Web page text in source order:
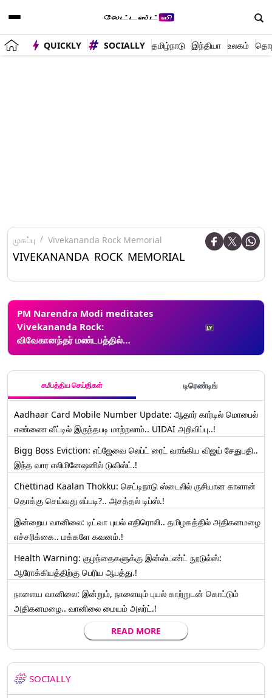
QUICKLY SOCIALLY தமிழ்நாடு இந்தியா உலகம்
முகப்பு Vivekananda Rock Memorial
VIVEKANANDA ROCK MEMORIAL
PM Narendra Modi meditates
Vivekananda Rock:
விவேகானந்தர் மண்டபத்தில்
பயபக்தியுடன் தியானம் செய்யும்
பாதுகாப்பு ஏற்பாடு.!
சமீபத்திய செய்திகள் டிரெண்டிங்
Aadhaar Card Mobile Number Update: ஆதார் கார்டில் மொபைல்
எண்ணை வீட்டில் இருந்தபடி மாற்றலாம்.. UIDAI அறிவிப்பு..!
Bigg Boss Eviction: எப்ஜேவை லெப்ட் ரைட் வாங்கிய விஜய் சேதுபதி..
இந்த வார எலிமினேஷனில் டுவிஸ்ட்.!
Chettinad Kaalan Thokku: செட்டிநாடு ஸ்டைலில் ருசியான காளான்
தொக்கு செய்வது எப்படி?.. அசத்தல் டிப்ஸ்.!
இன்றைய வானிலை: டிட்வா புயல் எதிரொலி.. தமிழகத்தில் அதிகனமழை
எச்சரிக்கை.. மக்களே கவனம்.!
Health Warning: குழந்தைகளுக்கு இன்ஸ்டண்ட் நூடுல்ஸ்:
ஆரோக்கியத்திற்கு பெரிய ஆபத்து.!
நாளைய வானிலை: இன்றும், நாளையும் புயல் காற்றுடன் கொட்டும்
அதிகனமழை.. வானிலை மையம் அலர்ட்.!
READ MORE
SOCIALLY